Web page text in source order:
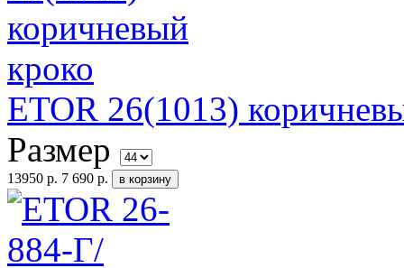
ETOR 26(1013)
Размер
13950 р. 7 690 р.